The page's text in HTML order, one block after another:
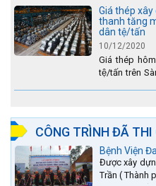
lũ....
Giá thép
thanh tăng
dân tệ/tấn
10/12/2020
Giá thép
tệ/tấn trên
CÔNG TRÌNH ĐÃ THI
Bệnh Viện
Được xây
Trần ( Thành